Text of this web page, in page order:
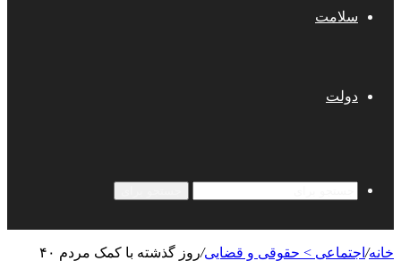
سلامت
دولت
خانه/ اجتماعی > حقوقی و قضایی/
روز گذشته با کمک مردم ۴۰